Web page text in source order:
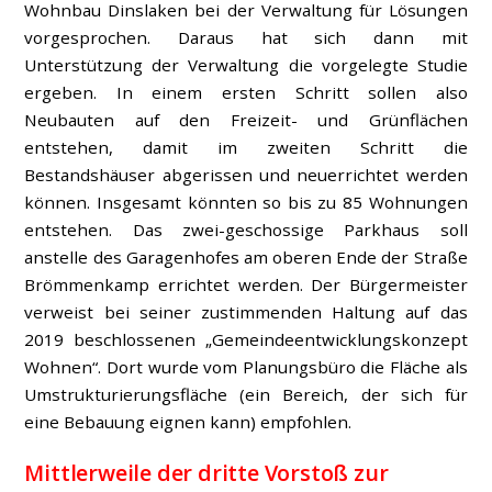
Wohnbau Dinslaken bei der Verwaltung für Lösungen
vorgesprochen. Daraus hat sich dann mit
Unterstützung der Verwaltung die vorgelegte Studie
ergeben. In einem ersten Schritt sollen also
Neubauten auf den Freizeit- und Grünflächen
entstehen, damit im zweiten Schritt die
Bestandshäuser abgerissen und neuerrichtet werden
können. Insgesamt könnten so bis zu 85 Wohnungen
entstehen. Das zwei-geschossige Parkhaus soll
anstelle des Garagenhofes am oberen Ende der Straße
Brömmenkamp errichtet werden. Der Bürgermeister
verweist bei seiner zustimmenden Haltung auf das
2019 beschlossenen „Gemeindeentwicklungskonzept
Wohnen“. Dort wurde vom Planungsbüro die Fläche als
Umstrukturierungsfläche (ein Bereich, der sich für
eine Bebauung eignen kann) empfohlen.
Mittlerweile der dritte Vorstoß zur